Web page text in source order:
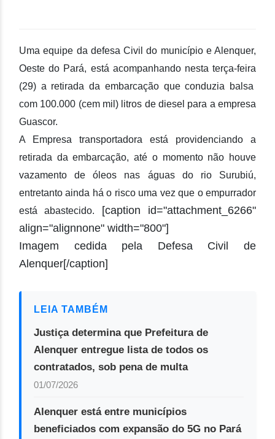
Uma equipe da defesa Civil do município e Alenquer,
Oeste do Pará, está acompanhando nesta terça-feira
(29) a retirada da embarcação que conduzia balsa
com 100.000 (cem mil) litros de diesel para a empresa
Guascor.
A Empresa transportadora está providenciando a
retirada da embarcação, até o momento não houve
vazamento de óleos nas águas do rio Surubiú,
entretanto ainda há o risco uma vez que o empurrador
está abastecido.
[caption id="attachment_6266"
align="alignnone" width="800"]
Imagem cedida pela Defesa Civil de
Alenquer[/caption]
LEIA TAMBÉM
Justiça determina que Prefeitura de
Alenquer entregue lista de todos os
contratados, sob pena de multa
01/07/2026
Alenquer está entre municípios
beneficiados com expansão do 5G no Pará